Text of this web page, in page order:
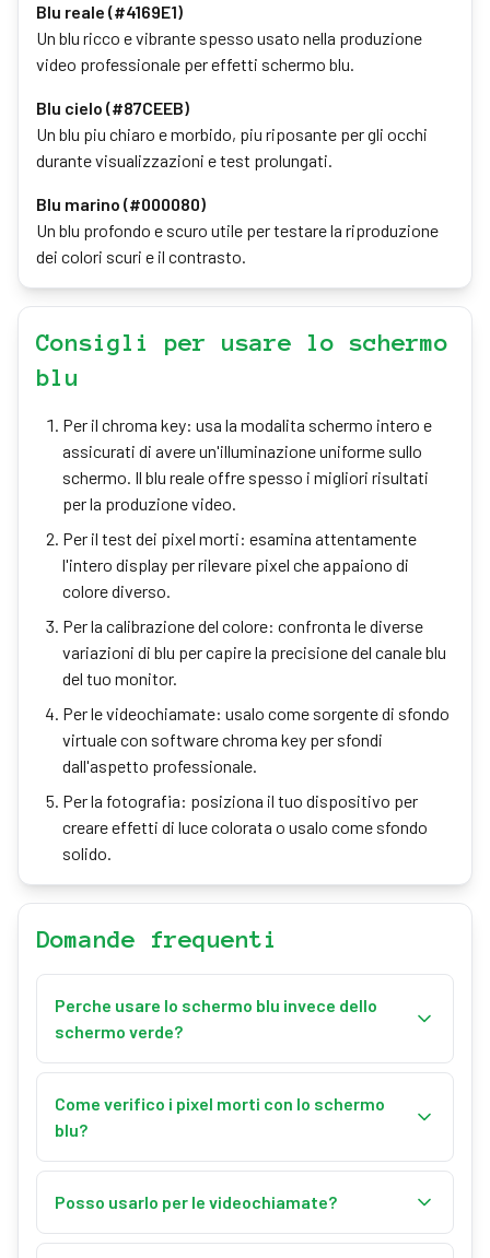
Blu reale (#4169E1)
Un blu ricco e vibrante spesso usato nella produzione
video professionale per effetti schermo blu.
Blu cielo (#87CEEB)
Un blu piu chiaro e morbido, piu riposante per gli occhi
durante visualizzazioni e test prolungati.
Blu marino (#000080)
Un blu profondo e scuro utile per testare la riproduzione
dei colori scuri e il contrasto.
Consigli per usare lo schermo
blu
Per il chroma key: usa la modalita schermo intero e
assicurati di avere un'illuminazione uniforme sullo
schermo. Il blu reale offre spesso i migliori risultati
per la produzione video.
Per il test dei pixel morti: esamina attentamente
l'intero display per rilevare pixel che appaiono di
colore diverso.
Per la calibrazione del colore: confronta le diverse
variazioni di blu per capire la precisione del canale blu
del tuo monitor.
Per le videochiamate: usalo come sorgente di sfondo
virtuale con software chroma key per sfondi
dall'aspetto professionale.
Per la fotografia: posiziona il tuo dispositivo per
creare effetti di luce colorata o usalo come sfondo
solido.
Domande frequenti
Perche usare lo schermo blu invece dello
schermo verde?
Lo schermo blu e preferito quando i soggetti hanno
elementi verdi (piante, vestiti) o in scene con capelli
biondi, perche il blu offre una migliore separazione.
Come verifico i pixel morti con lo schermo
blu?
Entra in modalita schermo intero ed esamina
attentamente il display. I pixel morti appariranno
Posso usarlo per le videochiamate?
Si! Usa la modalita schermo intero come sorgente di